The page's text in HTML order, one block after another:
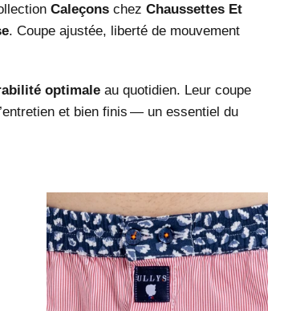
Caleçonschez Chaussettes Et
. Coupe ajustée, liberté de mouvement
optimaleau quotidien. Leur coupe
et bien finis — un essentiel du